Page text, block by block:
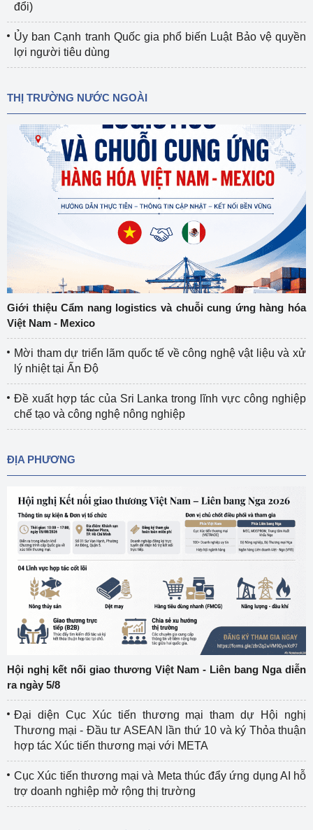
đổi)
Ủy ban Cạnh tranh Quốc gia phổ biến Luật Bảo vệ quyền
lợi người tiêu dùng
THỊ TRƯỜNG NƯỚC NGOÀI
Giới thiệu Cẩm nang logistics và chuỗi cung ứng hàng hóa
Việt Nam - Mexico
Mời tham dự triển lãm quốc tế về công nghệ vật liệu và xử
lý nhiệt tại Ấn Độ
Đề xuất hợp tác của Sri Lanka trong lĩnh vực công nghiệp
chế tạo và công nghệ nông nghiệp
ĐỊA PHƯƠNG
Hội nghị kết nối giao thương Việt Nam - Liên bang Nga diễn
ra ngày 5/8
Đại diện Cục Xúc tiến thương mại tham dự Hội nghị
Thương mại - Đầu tư ASEAN lần thứ 10 và ký Thỏa thuận
hợp tác Xúc tiến thương mại với META
Cục Xúc tiến thương mại và Meta thúc đẩy ứng dụng AI hỗ
trợ doanh nghiệp mở rộng thị trường